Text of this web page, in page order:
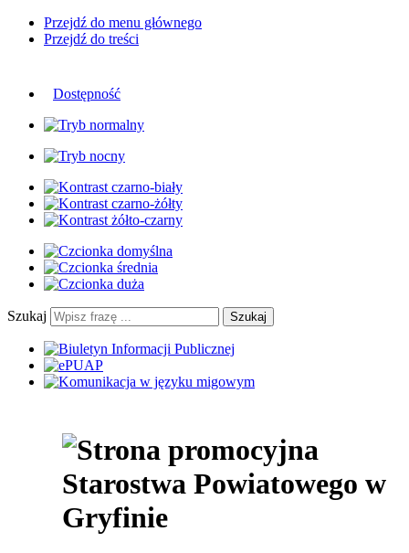
Przejdź do menu głównego
Przejdź do treści
Dostępność
Szukaj Szukaj